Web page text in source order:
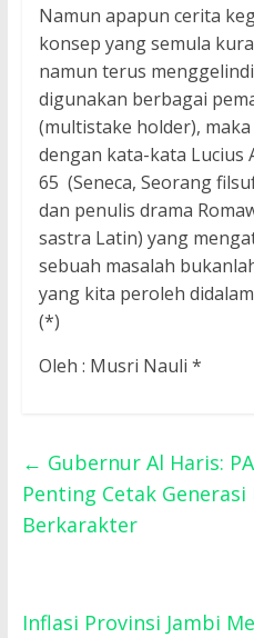
Namun apapun cerita
konsep yang semula
namun terus
digunakan berbagai
(multistake holder),
dengan kata-kata Lucius
65 (Seneca, Seorang
dan penulis drama
sastra Latin) yang
sebuah masalah
yang kita peroleh
(*)
Oleh : Musri Nauli *
← Gubernur Al Haris:
Penting Cetak
Berkarakter
Inflasi Provinsi Jambi